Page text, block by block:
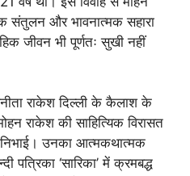
और भावनात्मक सहारा
जीवन भी पूर्णतः सुखी नहीं
राकेश दिल्ली के कैलाश के
राकेश की साहित्यिक विरासत
निभाई। उनका आत्मकथात्मक
पत्रिका ‘सारिका’ में क्रमबद्ध